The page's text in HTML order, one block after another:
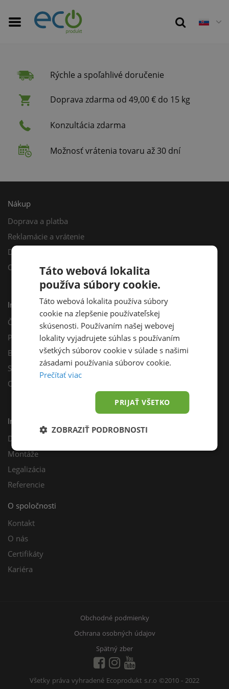
Rýchle a spoľahlivé doručenie
Doprava zdarma od 49,00 € do 15 kg
Konzultácia zdarma
Možnosť vrátenia tovaru až 30 dní
Nákup
Doprava a platba
Reklamácie a vrátenie
Darčekový poukaz
Odberné miesta
Informácie
Často kladené otázky
Poradňa
Blog
Sprievodca výberom fotovoltiky
Odporúčací program
Inštalácie
Dotácie
Montáže
Legalizácia
Referencie
O spoločnosti
Kontakt
O nás
Certifikáty
Kariéra
Obchodné podmienky
Ochrana osobných údajov
Spätný zber
Všetky práva vyhradené Ecoprodukt s.r.o ©2010 - 2022
Táto webová lokalita
používa súbory cookie.
Táto webová lokalita používa súbory
cookie na zlepšenie používateľskej
skúsenosti. Používaním našej webovej
lokality vyjadrujete súhlas s používaním
všetkých súborov cookie v súlade s našimi
zásadami používania súborov cookie.
Prečítať viac
PRIJAŤ VŠETKO
ZOBRAZIŤ PODROBNOSTI